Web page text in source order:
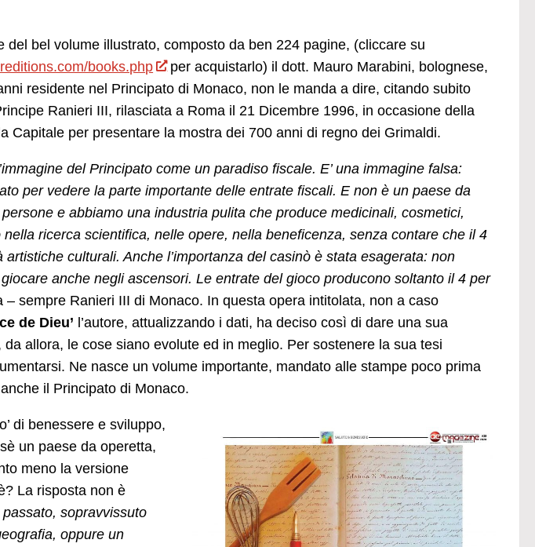
del bel volume illustrato, composto da ben 224 pagine, (cliccare su
books.php
per acquistarlo) il dott. Mauro Marabini, bolognese,
residente nel Principato di Monaco, non le manda a dire, citando subito
Ranieri III, rilasciata a Roma il 21 Dicembre 1996, in occasione della
Capitale per presentare la mostra dei 700 anni di regno dei Grimaldi.
del Principato come un paradiso fiscale. E’ una immagine falsa:
per vedere la parte importante delle entrate fiscali. E non è un paese da
e abbiamo una industria pulita che produce medicinali, cosmetici,
ricerca scientifica, nelle opere, nella beneficenza, senza contare che il 4
culturali. Anche l’importanza del casinò è stata esagerata: non
anche negli ascensori. Le entrate del gioco producono soltanto il 4 per
sempre Ranieri III di Monaco. In questa opera intitolata, non a caso
de Dieu’ l’autore, attualizzando i dati, ha deciso così di dare una sua
allora, le cose siano evolute ed in meglio. Per sostenere la sua tesi
Ne nasce un volume importante, mandato alle stampe poco prima
il Principato di Monaco.
di benessere e sviluppo,
un paese da operetta,
meno la versione
La risposta non è
sopravvissuto
oppure un